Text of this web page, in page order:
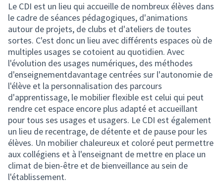
Le CDI est un lieu qui accueille de nombreux élèves dans
le cadre de séances pédagogiques, d'animations
autour de projets, de clubs et d'ateliers de toutes
sortes. C'est donc un lieu avec différents espaces où de
multiples usages se cotoient au quotidien. Avec
l'évolution des usages numériques, des méthodes
d'enseignementdavantage centrées sur l'autonomie de
l'élève et la personnalisation des parcours
d'apprentissage, le mobilier flexible est celui qui peut
rendre cet espace encore plus adapté et accueillant
pour tous ses usages et usagers. Le CDI est également
un lieu de recentrage, de détente et de pause pour les
élèves. Un mobilier chaleureux et coloré peut permettre
aux collégiens et à l'enseignant de mettre en place un
climat de bien-être et de bienveillance au sein de
l'établissement.